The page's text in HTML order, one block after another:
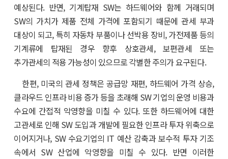
예상된다. 반면, 기계탑재 SW는 하드웨어와 함께 거래되며
SW의 가치가 제품 전체 가격에 포함되기 때문에 관세 부과
대상이 되고, 특히 자동차 부품이나 선박용 장비, 가전제품 등의
기계류에 탑재된 경우 향후 상호관세, 보편관세 또는
추가관세의 적용 가능성이 있으므로 각별한 주의가 요구된다.
한편, 미국의 관세 정책은 공급망 재편, 하드웨어 가격 상승,
클라우드 인프라 비용 증가 등을 초래해 SW 기업의 운영 비용과
수요에 간접적 악영향을 미칠 수 있다. 또한 하드웨어에 대한
고관세로 인해 SW 도입과 개발에 필요한 인프라 투자 위축으로
이어지거나, SW 수요기업의 IT 예산 감축과 보수적 투자 기조
속에서 SW 산업에 악영향을 미칠 수 있다. 반면 이러한